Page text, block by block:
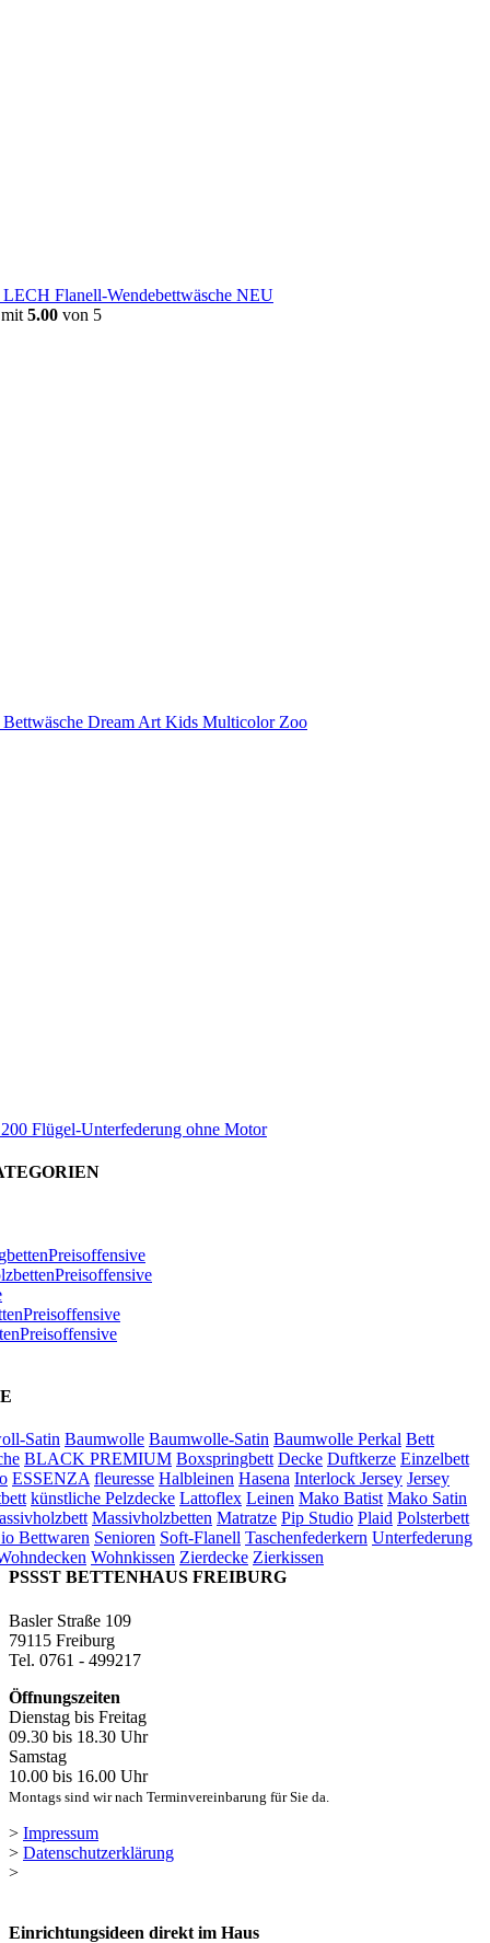
LECH Flanell-Wendebettwäsche NEU
5.00 von 5
Bettwäsche Dream Art Kids Multicolor Zoo
Flügel-Unterfederung ohne Motor
Satin Baumwolle Baumwolle-Satin Baumwolle Perkal Bett
BLACK PREMIUM Boxspringbett Decke Duftkerze Einzelbett
ESSENZA fleuresse Halbleinen Hasena Interlock Jersey Jersey
künstliche Pelzdecke Lattoflex Leinen Mako Batist Mako Satin
Massivholzbetten Matratze Pip Studio Plaid Polsterbett
Bettwaren Senioren Soft-Flanell Taschenfederkern Unterfederung
Wohnkissen Zierdecke Zierkissen
PSSST BETTENHAUS FREIBURG
Basler Straße 109
79115 Freiburg
Tel. 0761 - 499217
Öffnungszeiten
Dienstag bis Freitag
09.30 bis 18.30 Uhr
Samstag
10.00 bis 16.00 Uhr
Montags sind wir nach Terminvereinbarung für Sie da.
> Impressum
> Datenschutzerklärung
>
Einrichtungsideen direkt im Haus